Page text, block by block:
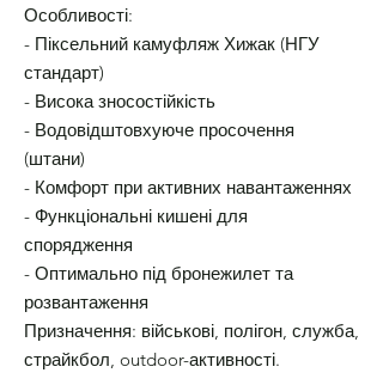
Особливості:
- Піксельний камуфляж Хижак (НГУ
стандарт)
- Висока зносостійкість
- Водовідштовхуюче просочення
(штани)
- Комфорт при активних навантаженнях
- Функціональні кишені для
спорядження
- Оптимально під бронежилет та
розвантаження
Призначення: військові, полігон, служба,
страйкбол, outdoor-активності.